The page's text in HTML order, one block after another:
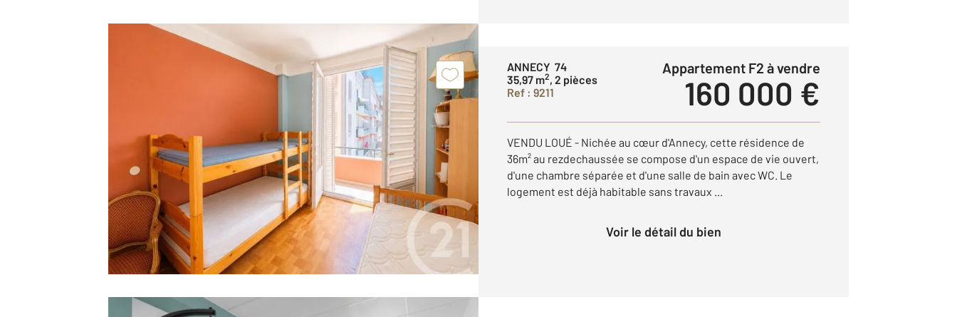
ANNECY 74
35,97 m2, 2 pièces
Ref : 9211
Appartement F2 à vendre
160 000 €
VENDU LOUÉ - Nichée au cœur d'Annecy, cette résidence de
36m² au rezdechaussée se compose d'un espace de vie ouvert,
d'une chambre séparée et d'une salle de bain avec WC. Le
logement est déjà habitable sans travaux ...
Voir le détail du bien